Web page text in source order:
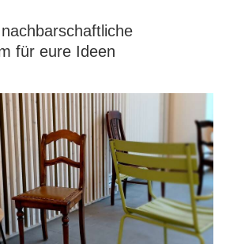
für eure Ideen